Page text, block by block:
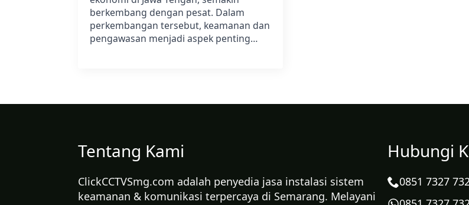
berkembang dengan pesat. Dalam
perkembangan tersebut, keamanan dan
pengawasan menjadi aspek penting…
Tentang Kami
ClickCCTVSmg.com adalah penyedia jasa instalasi sistem
keamanan & komunikasi terpercaya di Semarang. Melayani
Hubungi
0851 7327